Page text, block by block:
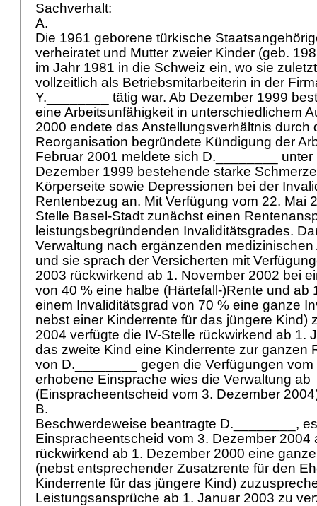
Sachverhalt:
A.
Die 1961 geborene türkische
verheiratet und Mutter zweier Kinder (geb.
im Jahr 1981 in die Schweiz ein, wo sie
vollzeitlich als Betriebsmitarbeiterin in der
Y.________ tätig war. Ab Dezember 1999
eine Arbeitsunfähigkeit in unterschiedlichem
2000 endete das Anstellungsverhältnis durch
Reorganisation begründete Kündigung der
Februar 2001 meldete sich D.________ unter
Dezember 1999 bestehende starke
Körperseite sowie Depressionen bei der
Rentenbezug an. Mit Verfügung vom 22. Mai
Stelle Basel-Stadt zunächst einen
leistungsbegründenden Invaliditätsgrades.
Verwaltung nach ergänzenden
und sie sprach der Versicherten mit
2003 rückwirkend ab 1. November 2002 bei
von 40 % eine halbe (Härtefall-)Rente und ab
einem Invaliditätsgrad von 70 % eine ganze
nebst einer Kinderrente für das jüngere Kind)
2004 verfügte die IV-Stelle rückwirkend ab 1.
das zweite Kind eine Kinderrente zur ganzen
von D.________ gegen die Verfügungen
erhobene Einsprache wies die Verwaltung ab
(Einspracheentscheid vom 3. Dezember
B.
Beschwerdeweise beantragte D.________,
Einspracheentscheid vom 3. Dezember 2004
rückwirkend ab 1. Dezember 2000 eine
(nebst entsprechender Zusatzrente für den
Kinderrente für das jüngere Kind)
Leistungsansprüche ab 1. Januar 2003 zu